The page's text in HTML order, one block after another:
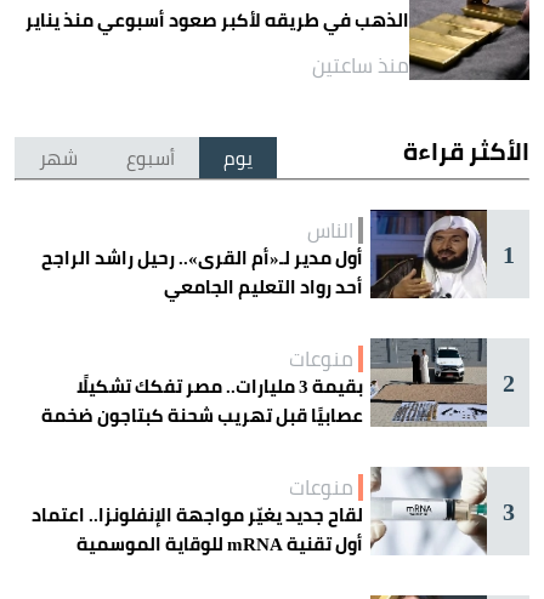
الذهب في طريقه لأكبر صعود أسبوعي منذ يناير
منذ ساعتين
الأكثر قراءة يوم أسبوع شهر
1
الناس
أول مدير لـ«أم القرى».. رحيل راشد الراجح
أحد رواد التعليم الجامعي
2
منوعات
بقيمة 3 مليارات.. مصر تفكك تشكيلًا
عصابيًا قبل تهريب شحنة كبتاجون ضخمة
3
منوعات
لقاح جديد يغيّر مواجهة الإنفلونزا.. اعتماد
أول تقنية mRNA للوقاية الموسمية